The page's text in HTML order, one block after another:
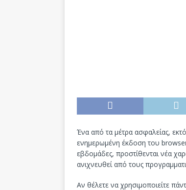
Ένα από τα μέτρα ασφαλείας,
ενημερωμένη έκδοση του
εβδομάδες, προστίθενται νέα
ανιχνευθεί από τους
Αν θέλετε να χρησιμοποιείτε